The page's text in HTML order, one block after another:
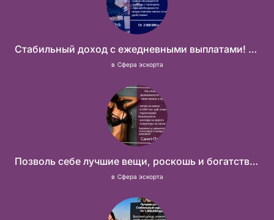
Стабильный доход с ежедневными выплатами! Без посредников
в Сфера эскорта
Позволь себе лучшие вещи, роскошь и богатство. Наши условия тебе понравятся! Действительно отличные условия и поддержка!
в Сфера эскорта